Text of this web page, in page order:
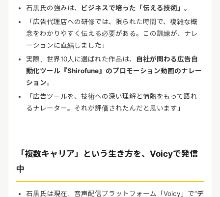
石黒氏の強みは、 ビジネスで培った「伝える技術」 。
「広告代理店への研修では、限られた時間で、複雑な概
念をわかりやすく伝える必要がある。この訓練が、ナレ
ーションに直結しました」
実際、世界10人に選ばれた作品は、
自社が関わる広告自
動化ツール『Shirofune』のプロモーション動画のナレー
ション。
「広告ツールを、技術への深い理解と情熱をもって語れ
るナレーター。それが評価されたんだと思います」
「複数キャリア」という生き方を、 Voicyで発信
中
石黒氏は現在、音声配信プラットフォーム「Voicy 」で“デ